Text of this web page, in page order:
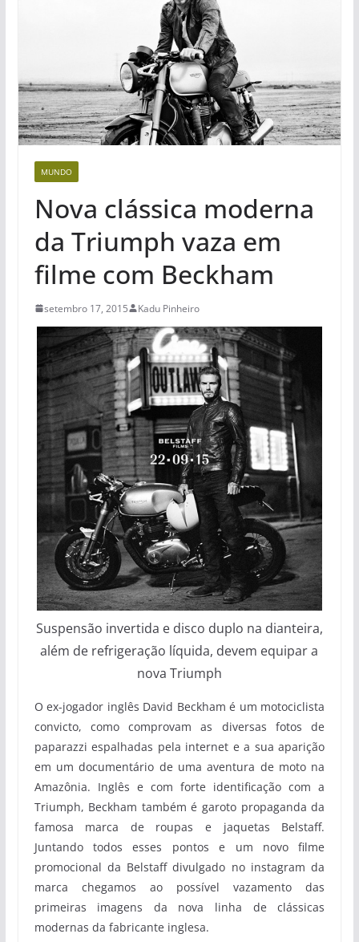
MUNDO
Nova clássica moderna
da Triumph vaza em
filme com Beckham
setembro 17, 2015 Kadu Pinheiro
Suspensão invertida e disco duplo na dianteira,
além de refrigeração líquida, devem equipar a
nova Triumph
O ex-jogador inglês David Beckham é um motociclista
convicto, como comprovam as diversas fotos de
paparazzi espalhadas pela internet e a sua aparição
em um documentário de uma aventura de moto na
Amazônia. Inglês e com forte identificação com a
Triumph, Beckham também é garoto propaganda da
famosa marca de roupas e jaquetas Belstaff.
Juntando todos esses pontos e um novo filme
promocional da Belstaff divulgado no instagram da
marca chegamos ao possível vazamento das
primeiras imagens da nova linha de clássicas
modernas da fabricante inglesa.